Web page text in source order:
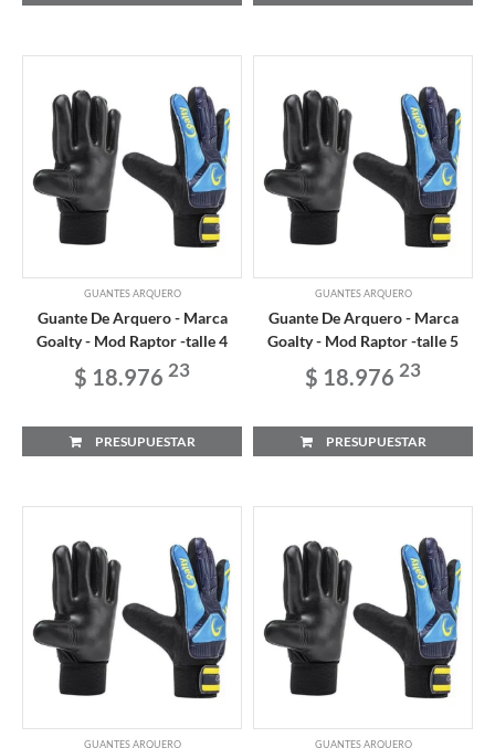
GUANTES ARQUERO
Guante De Arquero - Marca
Goalty - Mod Raptor -talle 4
$ 18.976 23
PRESUPUESTAR
GUANTES ARQUERO
Guante De Arquero - Marca
Goalty - Mod Raptor -talle 5
$ 18.976 23
PRESUPUESTAR
GUANTES ARQUERO GUANTES ARQUERO